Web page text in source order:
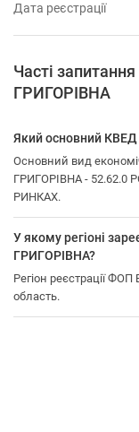
Дата реєстрації
Часті
ГРИГОРІВНА
Який основний
Основний вид
ГРИГОРІВНА - 52.62.0
РИНКАХ.
У якому регіоні
ГРИГОРІВНА?
Регіон реєстрації
область.